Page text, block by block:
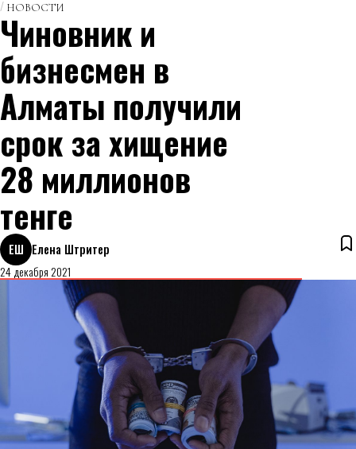
НОВОСТИ
Чиновник и
бизнесмен в
Алматы получили
срок за хищение
28 миллионов
тенге
ЕШ Елена Штритер
24 декабря 2021